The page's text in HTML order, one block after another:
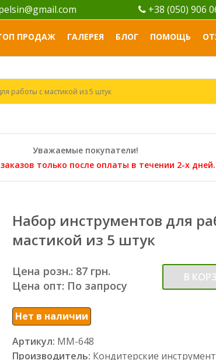
+38 (050) 906
ПРОДАЖ ГАЛЕРЕЯ БЛОГ ПОМОЩЬ
работы с мастикой из 5 штук
Уважаемые покупатели!
только после оплаты в течении 2-х дней.
Набор инструментов для
мастикой из 5 штук
Цена розн.: 87 грн.
Цена опт: По запросу
В
Нет в наличии
Артикул: ММ-648
Производитель: Кондитерские